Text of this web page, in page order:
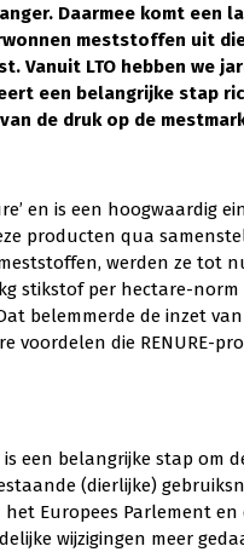
Daarmee komt een
meststoffen uit
LTO hebben we
een belangrijke stap
de druk op de
en is een hoogwaardig
producten qua
werden ze tot
stikstof per hectare-
belemmerde de inzet
voordelen die RENURE-
een belangrijke stap om
(dierlijke)
Europees Parlement
wijzigingen meer